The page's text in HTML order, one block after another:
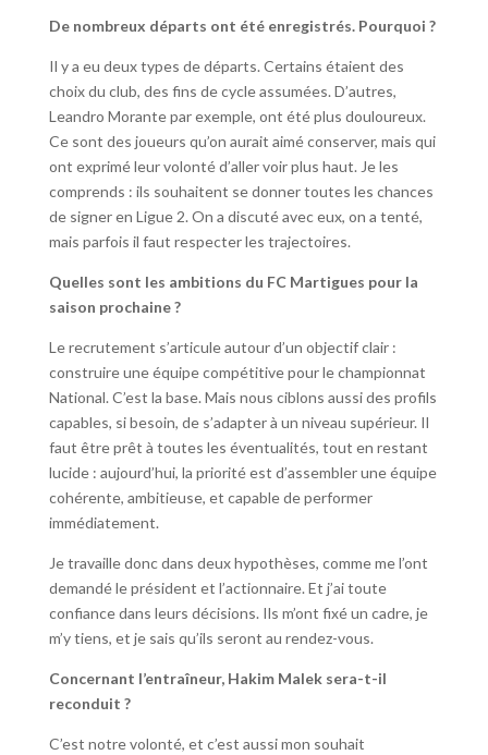
De nombreux départs ont été enregistrés. Pourquoi ?
Il y a eu deux types de départs. Certains étaient des
choix du club, des fins de cycle assumées. D’autres,
Leandro Morante par exemple, ont été plus douloureux.
Ce sont des joueurs qu’on aurait aimé conserver, mais qui
ont exprimé leur volonté d’aller voir plus haut. Je les
comprends : ils souhaitent se donner toutes les chances
de signer en Ligue 2. On a discuté avec eux, on a tenté,
mais parfois il faut respecter les trajectoires.
Quelles sont les ambitions du FC Martigues pour la
saison prochaine ?
Le recrutement s’articule autour d’un objectif clair :
construire une équipe compétitive pour le championnat
National. C’est la base. Mais nous ciblons aussi des profils
capables, si besoin, de s’adapter à un niveau supérieur. Il
faut être prêt à toutes les éventualités, tout en restant
lucide : aujourd’hui, la priorité est d’assembler une équipe
cohérente, ambitieuse, et capable de performer
immédiatement.
Je travaille donc dans deux hypothèses, comme me l’ont
demandé le président et l’actionnaire. Et j’ai toute
confiance dans leurs décisions. Ils m’ont fixé un cadre, je
m’y tiens, et je sais qu’ils seront au rendez-vous.
Concernant l’entraîneur, Hakim Malek sera-t-il
reconduit ?
C’est notre volonté, et c’est aussi mon souhait